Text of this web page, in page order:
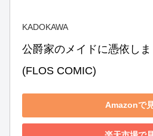
KADOKAWA
公爵家のメイドに憑依し
(FLOS COMIC)
Amazonで